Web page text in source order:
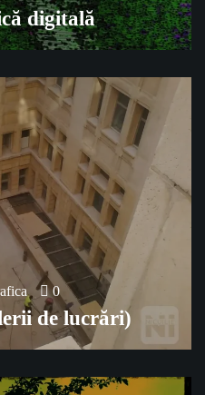
digitală
0
de lucrări)